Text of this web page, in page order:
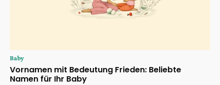
Baby
Vornamen mit Bedeutung Frieden: Beliebte
Namen für Ihr Baby